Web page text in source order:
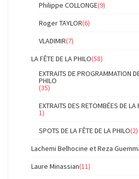
Philippe COLLONGE(9)
Roger TAYLOR(6)
VLADIMIR(7)
LA FÊTE DE LA PHILO(58)
EXTRAITS DE PROGRAMMATION
PHILO
(35)
EXTRAITS DES RETOMBÉES DE LA
1)
SPOTS DE LA FÊTE DE LA PHILO(2)
Lachemi Belhocine et Reza
Laure Minassian(11)